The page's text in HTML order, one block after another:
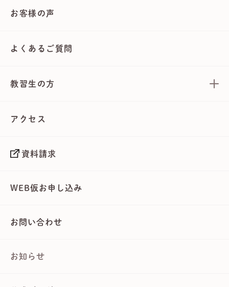
お客様の声
よくあるご質問
教習生の方
アクセス
資料請求
WEB仮お申し込み
お問い合わせ
お知らせ